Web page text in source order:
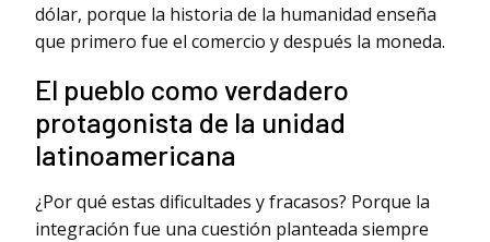
dólar, porque la historia de la humanidad enseña
que primero fue el comercio y después la moneda.
El pueblo como verdadero
protagonista de la unidad
latinoamericana
¿Por qué estas dificultades y fracasos? Porque la
integración fue una cuestión planteada siempre